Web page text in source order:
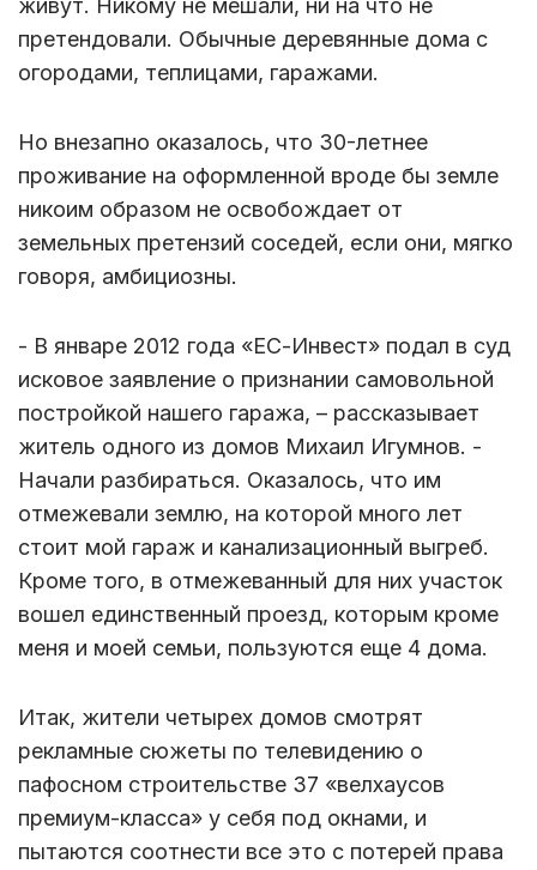
претендовали. Обычные деревянные дома с
огородами, теплицами, гаражами.
Но внезапно оказалось, что 30-летнее
проживание на оформленной вроде бы земле
никоим образом не освобождает от
земельных претензий соседей, если они, мягко
говоря, амбициозны.
- В январе 2012 года «ЕС-Инвест» подал в суд
исковое заявление о признании самовольной
постройкой нашего гаража, – рассказывает
житель одного из домов Михаил Игумнов. -
Начали разбираться. Оказалось, что им
отмежевали землю, на которой много лет
стоит мой гараж и канализационный выгреб.
Кроме того, в отмежеванный для них участок
вошел единственный проезд, которым кроме
меня и моей семьи, пользуются еще 4 дома.
Итак, жители четырех домов смотрят
рекламные сюжеты по телевидению о
пафосном строительстве 37 «велхаусов
премиум-класса» у себя под окнами, и
пытаются соотнести все это с потерей права